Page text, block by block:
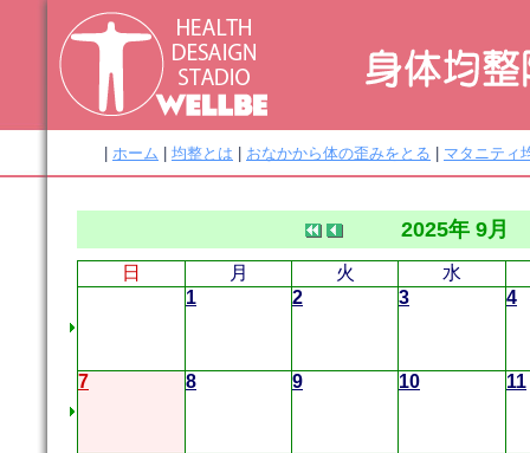
ホーム 均整とは おなかから体の歪みをとる マタニティ
2025年 9月
日 月 火
水
1
2 3 4
7 8 9 10 11